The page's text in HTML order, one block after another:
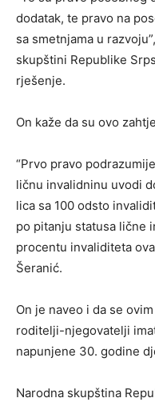
dodatak, te pravo na
sa smetnjama u
skupštini Republike
rješenje.
On kaže da su ovo
“Prvo pravo
ličnu invalidninu uvodi
lica sa 100 odsto
po pitanju statusa lične
procentu invaliditeta
Šeranić.
On je naveo i da se
roditelji-njegovatelji
napunjene 30. godine
Narodna skupština